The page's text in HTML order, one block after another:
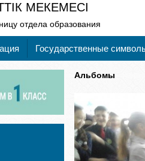
МЕКЕМЕСІ
отдела образования
Государственные
Альбомы